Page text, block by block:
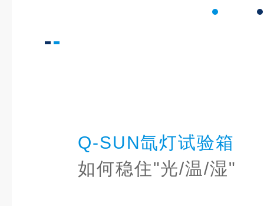
Q-SUN氙灯试验箱
如何稳住"光/温/湿"